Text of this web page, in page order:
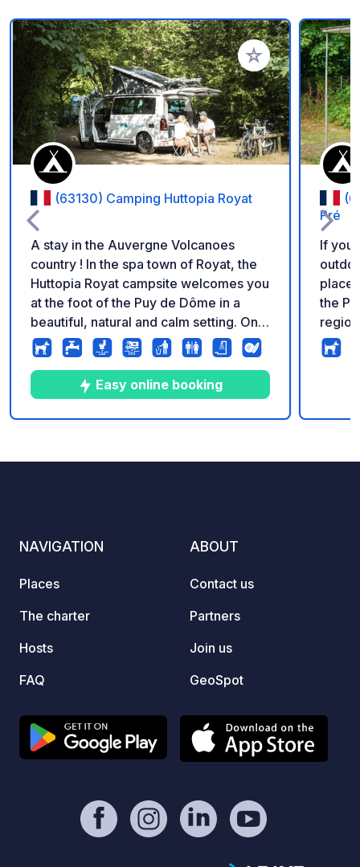
Add to your
(63130) Camping Huttopia Royat
A stay in the Auvergne Volcanoes
country ! In the spa town of Royat, the
Huttopia Royat campsite welcomes you
at the foot of the Puy de Dôme in a
beautiful, natural and calm setting. On a
beautiful terraced site bordered by the
forest, enjoy the heated swimming
pool, the activity program for children
and adults during the summer, and the
sunny terrace of the Central Lodge.
Easy online booking
Pré
If you
the
NAVIGATION
Places
The charter
Hosts
FAQ
ABOUT
Contact us
Partners
Join us
GeoSpot